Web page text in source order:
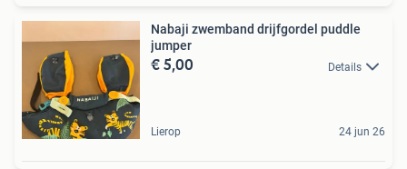
Nabaji zwemband drijfgordel puddle
jumper
€ 5,00 Details
Lierop 24 jun 26